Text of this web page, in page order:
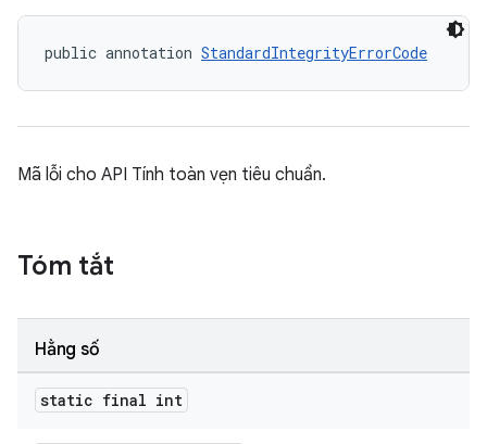
public annotation StandardIntegrityErrorCode
Mã lỗi cho API Tính toàn vẹn tiêu chuẩn.
Tóm tắt
Hằng số
static final int